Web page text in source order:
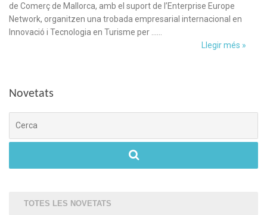
de Comerç de Mallorca, amb el suport de l’Enterprise Europe
Network, organitzen una trobada empresarial internacional en
Innovació i Tecnologia en Turisme per ……
Llegir més »
Novetats
TOTES LES NOVETATS